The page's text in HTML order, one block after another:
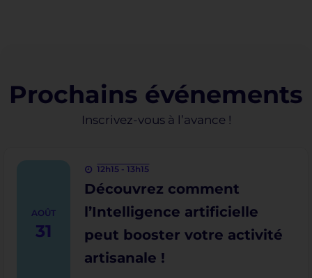
Prochains événements
Inscrivez-vous à l’avance !
AOÛT
31
12h15 - 13h15
Découvrez comment
l’Intelligence artificielle
peut booster votre activité
artisanale !